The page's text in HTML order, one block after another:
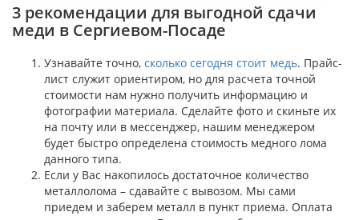
3 рекомендации для выгодной сдачи
меди в Сергиевом-Посаде
Узнавайте точно, сколько сегодня стоит медь. Прайс-
лист служит ориентиром, но для расчета точной
стоимости нам нужно получить информацию и
фотографии материала. Сделайте фото и скиньте их
на почту или в мессенджер, нашим менеджером
будет быстро определена стоимость медного лома
данного типа.
Если у Вас накопилось достаточное количество
металлолома – сдавайте с вывозом. Мы сами
приедем и заберем металл в пункт приема. Оплата